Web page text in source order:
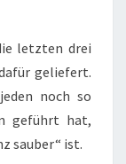
letzten drei
geliefert.
noch so
geführt hat,
sauber“ ist.